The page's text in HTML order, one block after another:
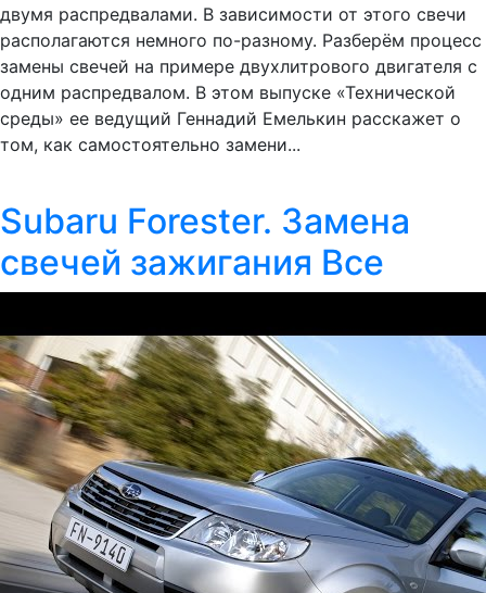
двумя распредвалами. В зависимости от этого свечи
располагаются немного по-разному. Разберём процесс
замены свечей на примере двухлитрового двигателя с
одним распредвалом. В этом выпуске «Технической
среды» ее ведущий Геннадий Емелькин расскажет о
том, как самостоятельно замени...
Subaru Forester. Замена
свечей зажигания Все